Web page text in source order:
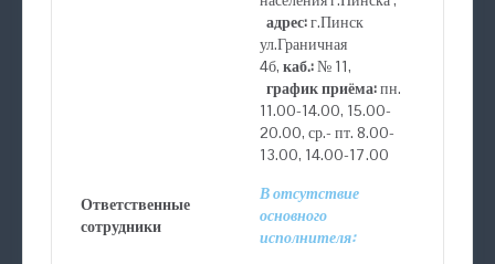
Ответственные
сотрудники
адрес:г.Пинск
ул.Граничная
4б, каб.:№ 11,
график приёма:пн.
11.00-14.00, 15.00-
20.00, ср.- пт. 8.00-
13.00, 14.00-17.00
В отсутствие
основного
исполнителя: